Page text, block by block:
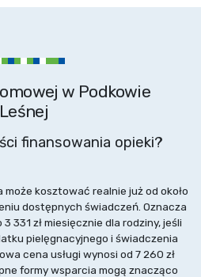
w Podkowie
Leśnej
finansowania opieki?
może kosztować realnie już od około
dostępnych świadczeń. Oznacza
331 zł miesięcznie dla rodziny, jeśli
pielęgnacyjnego i świadczenia
cena usługi wynosi od 7 260 zł
formy wsparcia mogą znacząco